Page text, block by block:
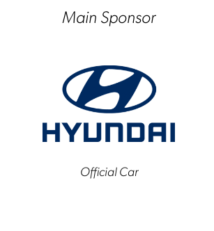
Main Sponsor
Official Car